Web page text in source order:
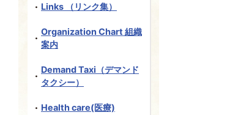
Links （リンク集）
Organization Chart 組織
案内
Demand Taxi（デマンド
タクシー）
Health care(医療)